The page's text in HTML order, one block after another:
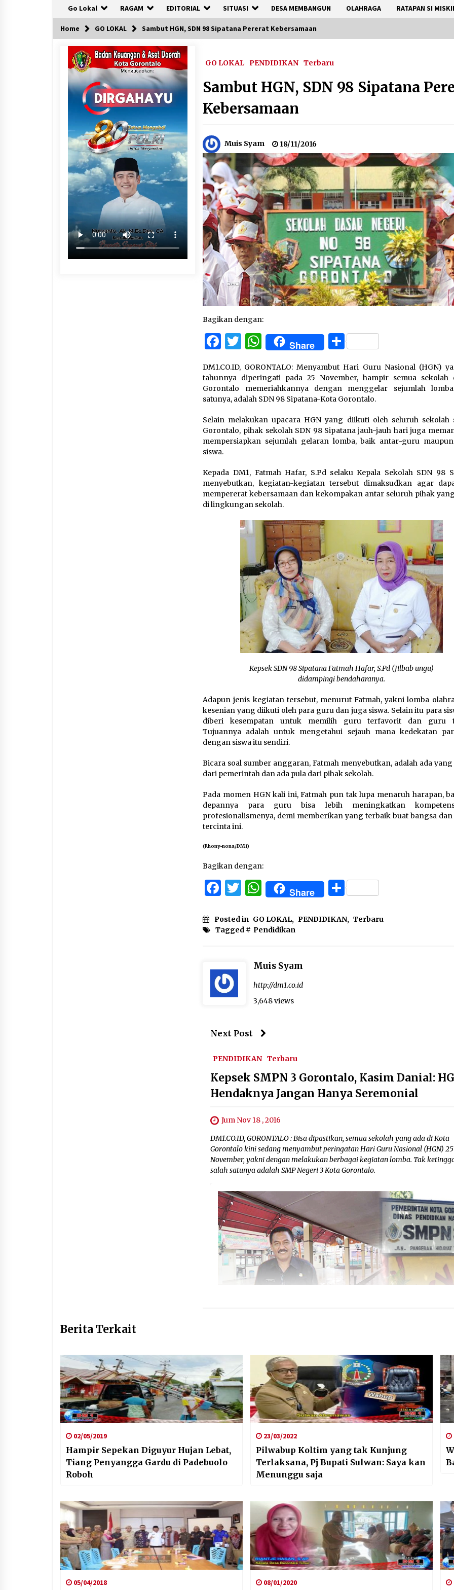
Go Lokal RAGAM EDITORIAL SITUASI DESA MEMBANGUN OLAHRAGA RATAPAN SI
Home GO LOKAL Sambut HGN, SDN 98 Sipatana Pererat Kebersamaan
GO LOKAL PENDIDIKAN Terbaru
Sambut HGN, SDN 98 Sipatana
Kebersamaan
Muis Syam 18/11/2016
Bagikan dengan:
Facebook
Twitter
WhatsApp
Share Share
DM1.CO.ID, GORONTALO: Menyambut Hari Guru Nasional (HGN)
tahunnya diperingati pada 25 November, hampir semua sekolah
Gorontalo memeriahkannya dengan menggelar sejumlah
satunya, adalah SDN 98 Sipatana-Kota Gorontalo.
Selain melakukan upacara HGN yang diikuti oleh seluruh sekolah
Gorontalo, pihak sekolah SDN 98 Sipatana jauh-jauh hari juga
mempersiapkan sejumlah gelaran lomba, baik antar-guru
siswa.
Kepada DM1, Fatmah Hafar, S.Pd selaku Kepala Sekolah SDN 98
menyebutkan, kegiatan-kegiatan tersebut dimaksudkan agar
mempererat kebersamaan dan kekompakan antar seluruh pihak
di lingkungan sekolah.
Kepsek SDN 98 Sipatana Fatmah Hafar, S.Pd (Jilbab ungu)
didampingi bendaharanya.
Adapun jenis kegiatan tersebut, menurut Fatmah, yakni lomba
kesenian yang diikuti oleh para guru dan juga siswa. Selain itu para
diberi kesempatan untuk memilih guru terfavorit dan guru
Tujuannya adalah untuk mengetahui sejauh mana kedekatan
dengan siswa itu sendiri.
Bicara soal sumber anggaran, Fatmah menyebutkan, adalah ada yang
dari pemerintah dan ada pula dari pihak sekolah.
Pada momen HGN kali ini, Fatmah pun tak lupa menaruh harapan,
depannya para guru bisa lebih meningkatkan
profesionalismenya, demi memberikan yang terbaik buat bangsa
tercinta ini.
(Rhony-nona/DM1)
Bagikan dengan:
Facebook
Twitter
WhatsApp
Share Share
Posted in GO LOKAL, PENDIDIKAN, Terbaru
Tagged # Pendidikan
Muis Syam
http://dm1.co.id
3,648 views
Next Post
PENDIDIKAN Terbaru
Kepsek SMPN 3 Gorontalo, Kasim Danial:
Hendaknya Jangan Hanya Seremonial
Jum Nov 18 , 2016
DM1.CO.ID, GORONTALO : Bisa dipastikan, semua sekolah yang ada di Kota
Gorontalo kini sedang menyambut peringatan Hari Guru Nasional (HGN) 25
November, yakni dengan melakukan berbagai kegiatan lomba. Tak
salah satunya adalah SMP Negeri 3 Kota Gorontalo.
Berita Terkait
02/05/2019
Hampir Sepekan Diguyur Hujan Lebat,
Tiang Penyangga Gardu di Padebuolo
Roboh
23/03/2022
Pilwabup Koltim yang tak Kunjung
Terlaksana, Pj Bupati Sulwan: Saya kan
Menunggu saja
05/04/2018 08/01/2020